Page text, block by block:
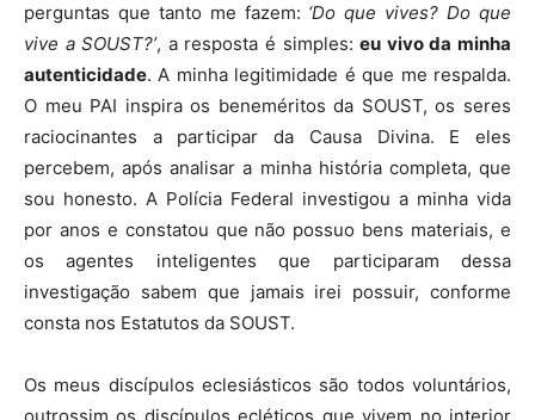
perguntas que tanto me fazem: ‘Do que vives? Do que
vive a SOUST?’, a resposta é simples:eu vivo da minha
autenticidade. A minha legitimidade é que me respalda.
O meu PAI inspira os beneméritos da SOUST, os seres
raciocinantes a participar da Causa Divina. E eles
percebem, após analisar a minha história completa, que
sou honesto. A Polícia Federal investigou a minha vida
por anos e constatou que não possuo bens materiais, e
os agentes inteligentes que participaram dessa
investigação sabem que jamais irei possuir, conforme
consta nos Estatutos da SOUST.
Os meus discípulos eclesiásticos são todos voluntários,